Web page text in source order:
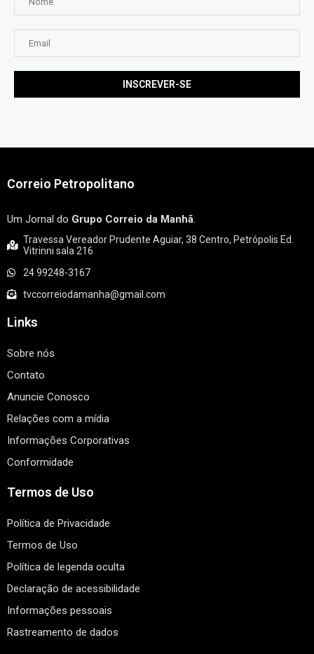
Correio Petropolitano
Um Jornal do Grupo Correio da Manhã.
Travessa Vereador Prudente Aguiar, 38 Centro, Petrópolis Ed.
Vitrinni sala 216
24 99248-3167
tvccorreiodamanha@gmail.com
Links
Sobre nós
Contato
Anuncie Conosco
Relações com a mídia
Informações Corporativas
Conformidade
Termos de Uso
Política de Privacidade
Termos de Uso
Política de legenda oculta
Declaração de acessibilidade
Informações pessoais
Rastreamento de dados